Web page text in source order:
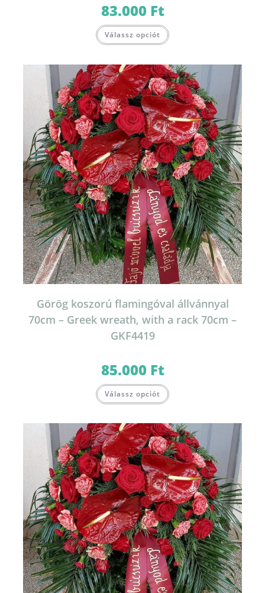
83.000 Ft
Válassz opciót
Görög koszorú flamingóval állvánnyal
70cm – Greek wreath, with a rack 70cm –
GKF4419
85.000 Ft
Válassz opciót